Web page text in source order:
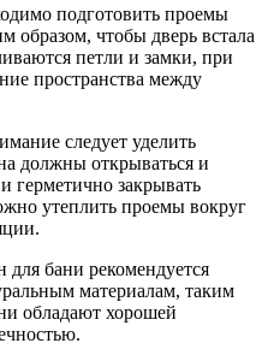
подготовить проемы
образом, чтобы дверь встала
петли и замки, при
пространства между
следует уделить
должны открываться и
герметично закрывать
утеплить проемы вокруг
бани рекомендуется
материалам, таким
обладают хорошей